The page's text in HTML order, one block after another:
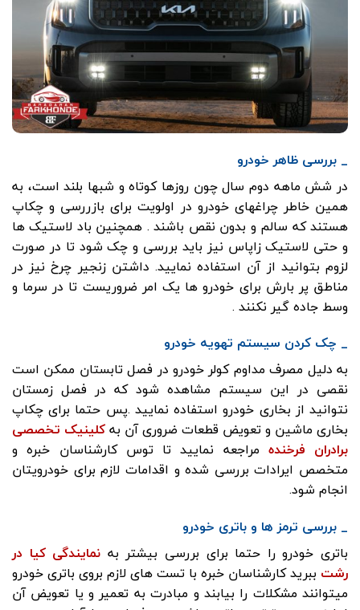
_ بررسی ظاهر خودرو
در شش ماهه دوم سال چون روزها کوتاه و شبها بلند است، به
همین خاطر چراغهای خودرو در اولویت برای بازررسی و چکاپ
هستند که سالم و بدون نقص باشند . همچنین باد لاستیک ها
و حتی لاستیک زاپاس نیز باید بررسی و چک شود تا در صورت
لزوم بتوانید از آن استفاده نمایید. داشتن زنجیر چرخ نیز در
مناطق پر بارش برای خودرو ها یک امر ضروریست تا در سرما و
وسط جاده گیر نکنند .
_ چک کردن سیستم تهویه خودرو
به دلیل مصرف مداوم کولر خودرو در فصل تابستان ممکن است
نقصی در این سیستم مشاهده شود که در فصل زمستان
نتوانید از بخاری خودرو استفاده نمایید .پس حتما برای چکاپ
بخاری ماشین و تعویض قطعات ضروری آن بهکلینیک تخصصی
برادران فرخنده مراجعه نمایید تا توس کارشناسان خبره و
متخصص ایرادات بررسی شده و اقدامات لازم برای خودرویتان
انجام شود.
_ بررسی ترمز ها و باتری خودرو
باتری خودرو را حتما برای بررسی بیشتر به نمایندگی کیا در
رشت ببرید کارشناسان خبره با تست های لازم بروی باتری خودرو
میتوانند مشکلات را بیابند و مبادرت به تعمیر و یا تعویض آن